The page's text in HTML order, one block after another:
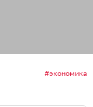
экономика